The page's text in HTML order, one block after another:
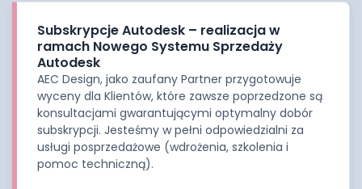
Subskrypcje Autodesk – realizacja w
ramach Nowego Systemu Sprzedaży
Autodesk
AEC Design, jako zaufany Partner przygotowuje
wyceny dla Klientów, które zawsze poprzedzone są
konsultacjami gwarantującymi optymalny dobór
subskrypcji. Jesteśmy w pełni odpowiedzialni za
usługi posprzedażowe (wdrożenia, szkolenia i
pomoc techniczną).